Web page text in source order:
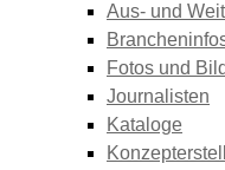
Aus- und
Fotos und
Journalisten
Kataloge